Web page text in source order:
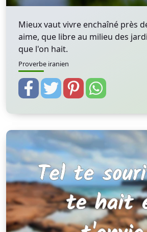
Mieux vaut vivre enchaîné près
aime, que libre au milieu des
que l'on hait.
Proverbe iranien